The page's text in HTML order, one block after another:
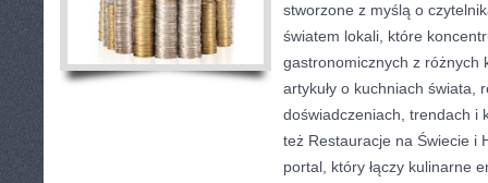
stworzone z myślą o
światem lokali, które
gastronomicznych z różnych
artykuły o kuchniach świata,
doświadczeniach, trendach i
też Restauracje na Świecie i
portal, który łączy kulinarne